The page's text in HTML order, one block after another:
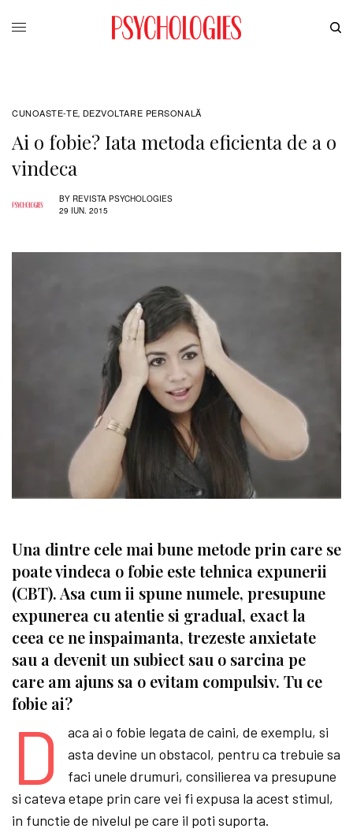
CUNOASTE-TE, DEZVOLTARE PERSONALĂ
Ai o fobie? Iata metoda eficienta de a o
vindeca
BY REVISTA PSYCHOLOGIES
29 IUN. 2015
Una dintre cele mai bune metode prin care se
poate vindeca o fobie este tehnica expunerii
(CBT). Asa cum ii spune numele, presupune
expunerea cu atentie si gradual, exact la
ceea ce ne inspaimanta, trezeste anxietate
sau a devenit un subiect sau o sarcina pe
care am ajuns sa o evitam compulsiv. Tu ce
fobie ai?
D
aca ai o fobie legata de caini, de exemplu, si
asta devine un obstacol, pentru ca trebuie sa
faci unele drumuri, consilierea va presupune
si cateva etape prin care vei fi expusa la acest stimul,
in functie de nivelul pe care il poti suporta.